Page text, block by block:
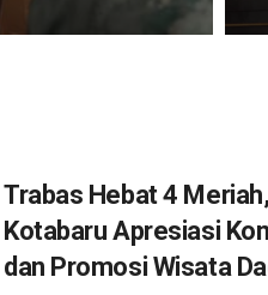
Trabas Hebat 4
Kotabaru Apresiasi
dan Promosi Wisata